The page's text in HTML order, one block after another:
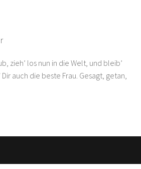
zieh’ los nun in die Welt, und bleib’
auch die beste Frau. Gesagt, getan,